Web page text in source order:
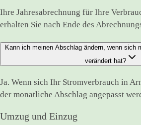
Ihre Jahresabrechnung für Ihre
erhalten Sie nach Ende des
Kann ich meinen Abschlag ändern, wenn sich
verändert hat?
Ja. Wenn sich Ihr Stromverbrauch in
der monatliche Abschlag angepasst
Umzug und Einzug